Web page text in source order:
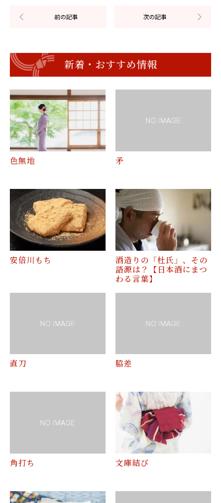
新着・おすすめ情報
色無地 矛
安倍川もち
酒造りの「杜氏」、その
語源は？【日本酒にまつ
わる言葉】
直刀 脇差
角打ち 文庫結び